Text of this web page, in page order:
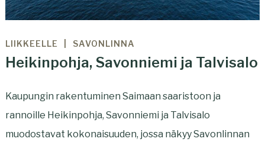
LIIKKEELLE SAVONLINNA
Heikinpohja, Savonniemi ja Talvisalo
Kaupungin rakentuminen Saimaan saaristoon ja
rannoille Heikinpohja, Savonniemi ja Talvisalo
muodostavat kokonaisuuden, jossa näkyy Savonlinnan